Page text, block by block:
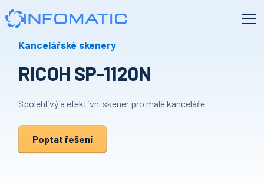
Kancelářské skenery
RICOH SP-1120N
Spolehlivý a efektivní skener pro malé kanceláře
Poptat řešení